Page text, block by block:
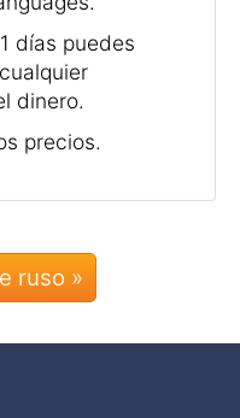
días puedes
dinero.
precios.
ruso »